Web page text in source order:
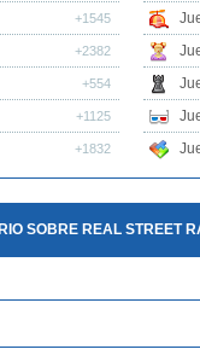
+1545
+2382
+554
+1125
+1832
SOBRE REAL STREET